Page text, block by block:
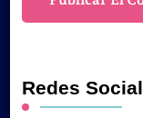
Redes